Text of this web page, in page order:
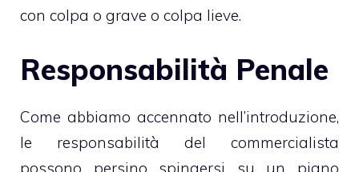
con colpa o grave o colpa lieve.
Responsabilità Penale
Come abbiamo accennato nell’introduzione,
le responsabilità del commercialista
possono persino spingersi su un piano